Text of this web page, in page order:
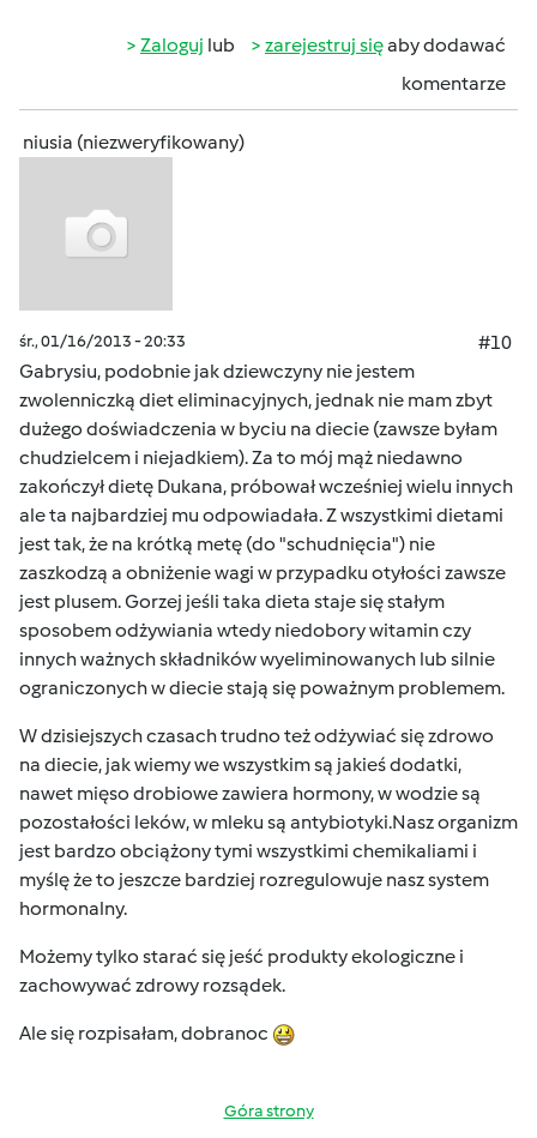
Zaloguj lub zarejestruj sięaby dodawać
komentarze
niusia (niezweryfikowany)
śr., 01/16/2013 - 20:33
#10
Gabrysiu, podobnie jak dziewczyny nie jestem
zwolenniczką diet eliminacyjnych, jednak nie mam zbyt
dużego doświadczenia w byciu na diecie (zawsze byłam
chudzielcem i niejadkiem). Za to mój mąż niedawno
zakończył dietę Dukana, próbował wcześniej wielu innych
ale ta najbardziej mu odpowiadała. Z wszystkimi dietami
jest tak, że na krótką metę (do "schudnięcia") nie
zaszkodzą a obniżenie wagi w przypadku otyłości zawsze
jest plusem. Gorzej jeśli taka dieta staje się stałym
sposobem odżywiania wtedy niedobory witamin czy
innych ważnych składników wyeliminowanych lub silnie
ograniczonych w diecie stają się poważnym problemem.
W dzisiejszych czasach trudno też odżywiać się zdrowo
na diecie, jak wiemy we wszystkim są jakieś dodatki,
nawet mięso drobiowe zawiera hormony, w wodzie są
pozostałości leków, w mleku są antybiotyki.Nasz organizm
jest bardzo obciążony tymi wszystkimi chemikaliami i
myślę że to jeszcze bardziej rozregulowuje nasz system
hormonalny.
Możemy tylko starać się jeść produkty ekologiczne i
zachowywać zdrowy rozsądek.
Ale się rozpisałam, dobranoc
Góra strony